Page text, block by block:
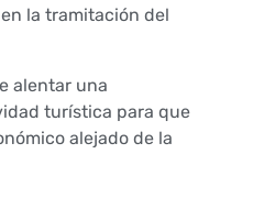
la tramitación del
alentar una
turística para que
alejado de la